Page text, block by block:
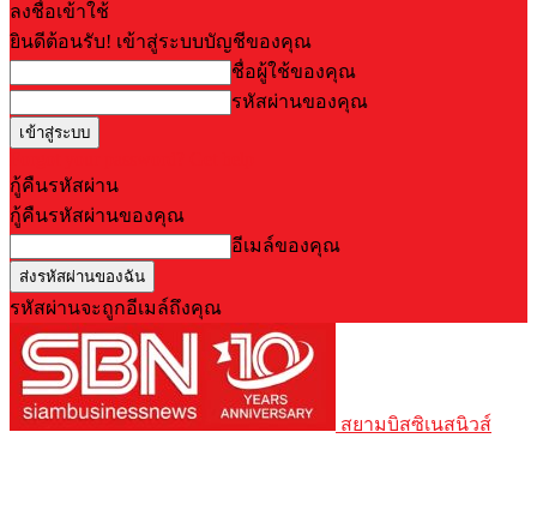
ลงชื่อเข้าใช้
ยินดีต้อนรับ! เข้าสู่ระบบบัญชีของคุณ
ชื่อผู้ใช้ของคุณ
รหัสผ่านของคุณ
กู้คืนรหัสผ่าน
กู้คืนรหัสผ่านของคุณ
อีเมล์ของคุณ
รหัสผ่านจะถูกอีเมล์ถึงคุณ
สยามบิสซิเนสนิวส์